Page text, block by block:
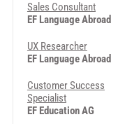
Sales Consultant
EF Language Abroad
UX Researcher
EF Language Abroad
Customer Success
Specialist
EF Education AG